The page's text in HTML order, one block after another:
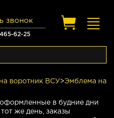
62-25
звонок
воротник ВСУ>Эмблема на
в будние дни
же день, заказы